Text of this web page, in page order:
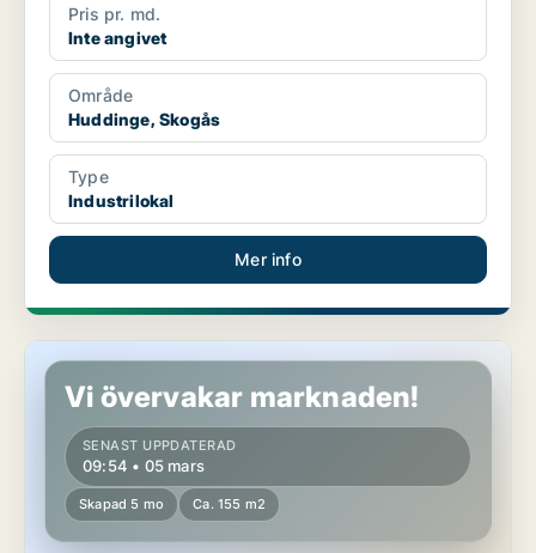
Pris pr. md.
Inte angivet
Område
Huddinge, Skogås
Type
Industrilokal
Mer info
Industrilokal i Kävlinge
Vi övervakar marknaden!
SENAST UPPDATERAD
09:54 • 05 mars
Skapad 5 mo Ca. 155 m2